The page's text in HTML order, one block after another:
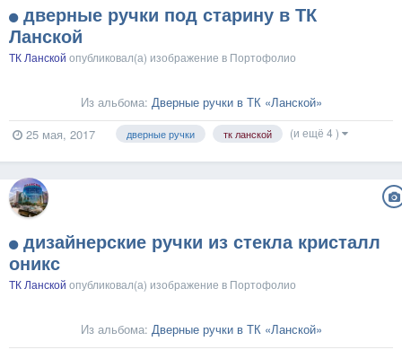
дверные ручки под старину в ТК
Ланской
ТК Ланской опубликовал(а) изображение в Портофолио
Из альбома: Дверные ручки в ТК «Ланской»
25 мая, 2017
дверные ручки тк ланской (и ещё 4 )
дизайнерские ручки из стекла кристалл
оникс
ТК Ланской опубликовал(а) изображение в Портофолио
Из альбома: Дверные ручки в ТК «Ланской»